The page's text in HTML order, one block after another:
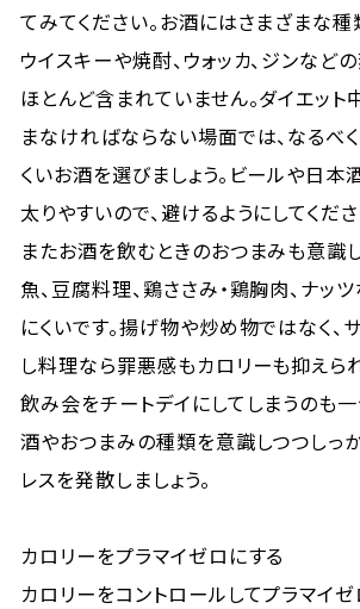
てみてください。お酒にはさまざまな種
ウイスキーや焼酎、ウォッカ、ジンなど
ほとんど含まれていません。ダイエット
まなければならない場面では、なるべ
くいお酒を選びましょう。ビールや日本
太りやすいので、避けるようにしてくださ
またお酒を飲むときのおつまみも意識
魚、豆腐料理、鶏ささみ・鶏胸肉、ナッ
にくいです。揚げ物や炒め物ではなく、
し料理なら罪悪感もカロリーも抑えら
飲み会をチートデイにしてしまうのも
酒やおつまみの種類を意識しつつしっか
レスを発散しましょう。
カロリーをプラマイゼロにする
カロリーをコントロールしてプラマイ